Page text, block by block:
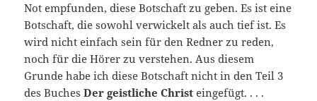
Not empfunden, diese Botschaft zu geben. Es ist eine
Botschaft, die sowohl verwickelt als auch tief ist. Es
wird nicht einfach sein für den Redner zu reden,
noch für die Hörer zu verstehen. Aus diesem
Grunde habe ich diese Botschaft nicht in den Teil 3
des BuchesDer geistliche Christ eingefügt. . . .